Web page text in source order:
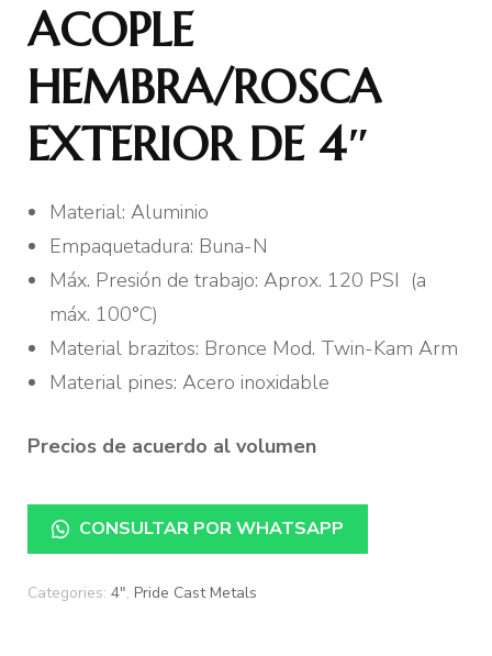
ACOPLE
HEMBRA/ROSCA
EXTERIOR DE 4″
Material: Aluminio
Empaquetadura: Buna-N
Máx. Presión de trabajo: Aprox. 120 PSI (a
máx. 100°C)
Material brazitos: Bronce Mod. Twin-Kam Arm
Material pines: Acero inoxidable
Precios de acuerdo al volumen
CONSULTAR POR WHATSAPP
Categories: 4", Pride Cast Metals